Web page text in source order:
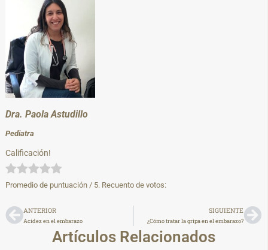
Dra. Paola Astudillo
Pediatra
Calificación!
Promedio de puntuación / 5. Recuento de votos:
ANTERIOR
Acidez en el embarazo
SIGUIENTE
¿Cómo tratar la gripa en el embarazo?
Artículos Relacionados